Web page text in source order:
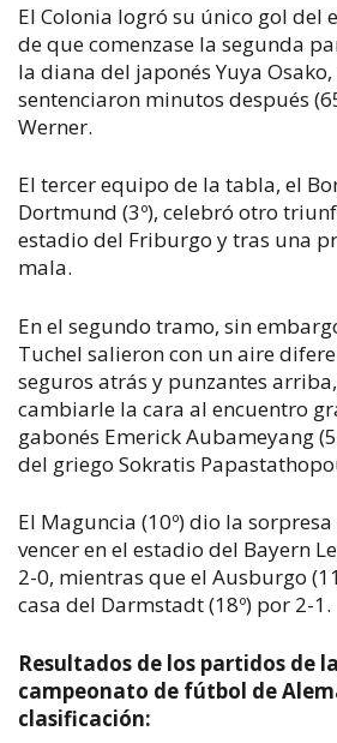
El Colonia logró su único gol del
de que comenzase la segunda
la diana del japonés Yuya
sentenciaron minutos después
Werner.
El tercer equipo de la tabla, el
Dortmund (3º), celebró otro
estadio del Friburgo y tras una
mala.
En el segundo tramo, sin
Tuchel salieron con un aire
seguros atrás y punzantes
cambiarle la cara al encuentro
gabonés Emerick Aubameyang
del griego Sokratis
El Maguncia (10º) dio la
vencer en el estadio del Bayern
2-0, mientras que el Ausburgo
casa del Darmstadt (18º) por 2-1.
Resultados de los partidos de
campeonato de fútbol de
clasificación: